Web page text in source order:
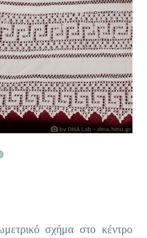
Next
σχήμα στο κέντρο